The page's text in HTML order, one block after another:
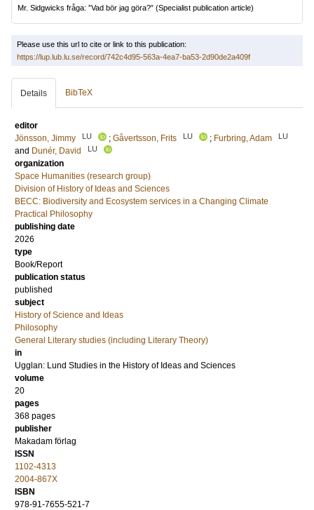
Mr. Sidgwicks fråga: ”Vad bör jag göra?” (Specialist publication article)
Please use this url to cite or link to this publication:
https://lup.lub.lu.se/record/742c4d95-563a-4ea7-ba53-2d90de2a409f
Details BibTeX
editor
Jönsson, Jimmy
LU ; Gåvertsson, Frits LU ; Furbring, Adam LU
and Dunér, David LU
organization
Space Humanities (research group)
Division of History of Ideas and Sciences
BECC: Biodiversity and Ecosystem services in a Changing Climate
Practical Philosophy
publishing date
2026
type
Book/Report
publication status
published
subject
History of Science and Ideas
Philosophy
General Literary studies (including Literary Theory)
in
Ugglan: Lund Studies in the History of Ideas and Sciences
volume
20
pages
368 pages
publisher
Makadam förlag
ISSN
1102-4313
2004-867X
ISBN
978-91-7655-521-7